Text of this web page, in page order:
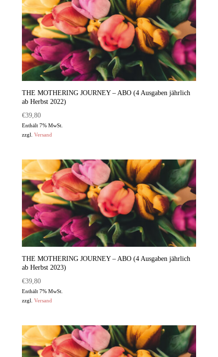
THE MOTHERING JOURNEY – ABO (4 Ausgaben jährlich
ab Herbst 2022)
€39,80
Enthält 7% MwSt.
zzgl. Versand
THE MOTHERING JOURNEY – ABO (4 Ausgaben jährlich
ab Herbst 2023)
€39,80
Enthält 7% MwSt.
zzgl. Versand